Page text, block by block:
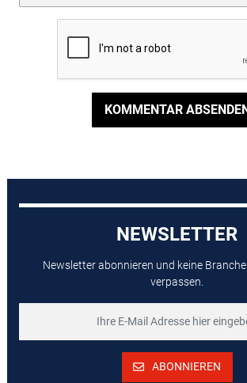
KOMMENTAR
NEWSLETTER
Newsletter abonnieren und keine
verpassen.
ABONNIEREN